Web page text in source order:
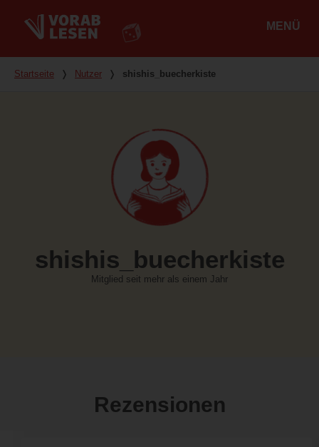
MENÜ
Du bist hier
Startseite ❭ Nutzer ❭ shishis_buecherkiste
shishis_buecherkiste
Mitglied seit mehr als einem Jahr
Rezensionen